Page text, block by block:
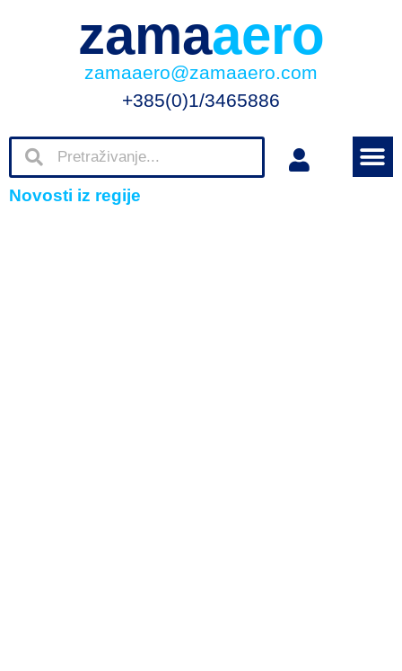
zamaaero
zamaaero@zamaaero.com
+385(0)1/3465886
Novosti iz regije